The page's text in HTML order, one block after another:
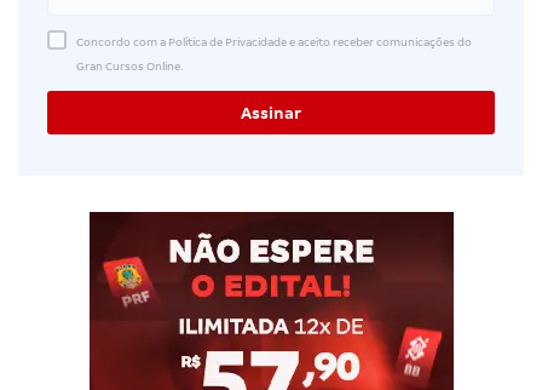
Concordo com a Política de Privacidade e aceito receber comunicações do
Gran Cursos Online.